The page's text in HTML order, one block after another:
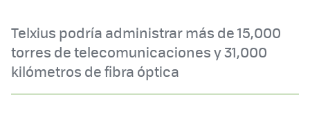
Telxius podría administrar más de 15,000
torres de telecomunicaciones y 31,000
kilómetros de fibra óptica